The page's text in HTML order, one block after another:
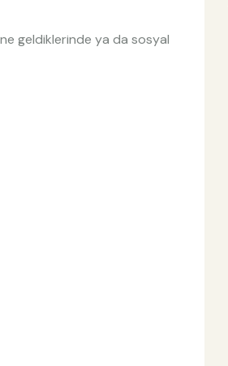
geldiklerinde ya da sosyal